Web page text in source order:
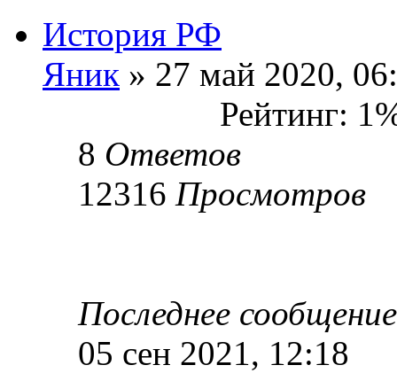
История РФ
Яник » 27 май 2020,
Рейтинг:
8 Ответов
12316 Просмотров
Последнее
05 сен 2021, 12:18